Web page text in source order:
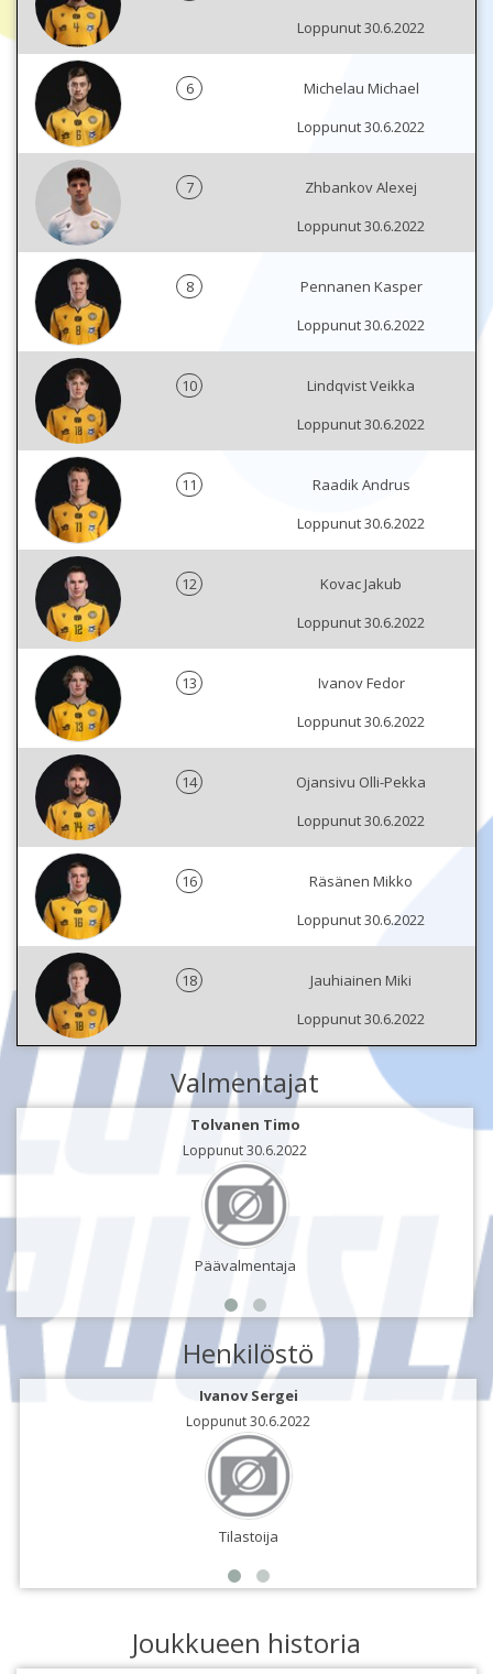
Loppunut 30.6.2022
6
Michelau Michael
Loppunut 30.6.2022
7
Zhbankov Alexej
Loppunut 30.6.2022
8
Pennanen Kasper
Loppunut 30.6.2022
10
Lindqvist Veikka
Loppunut 30.6.2022
11
Raadik Andrus
Loppunut 30.6.2022
12
Kovac Jakub
Loppunut 30.6.2022
13
Ivanov Fedor
Loppunut 30.6.2022
14
Ojansivu Olli-Pekka
Loppunut 30.6.2022
16
Räsänen Mikko
Loppunut 30.6.2022
18
Jauhiainen Miki
Loppunut 30.6.2022
Valmentajat
Tolvanen Timo
Loppunut 30.6.2022
Päävalmentaja
Henkilöstö
Ivanov Sergei
Loppunut 30.6.2022
Tilastoija
Joukkueen historia